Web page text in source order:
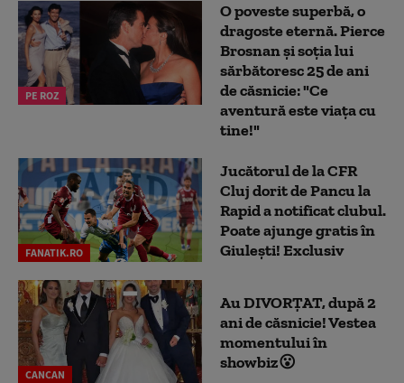
PE ROZ
O poveste superbă, o
dragoste eternă. Pierce
Brosnan și soția lui
sărbătoresc 25 de ani
de căsnicie: "Ce
aventură este viața cu
tine!"
FANATIK.RO
Jucătorul de la CFR
Cluj dorit de Pancu la
Rapid a notificat clubul.
Poate ajunge gratis în
Giulești! Exclusiv
CANCAN
Au DIVORȚAT, după 2
ani de căsnicie! Vestea
momentului în
showbiz😮